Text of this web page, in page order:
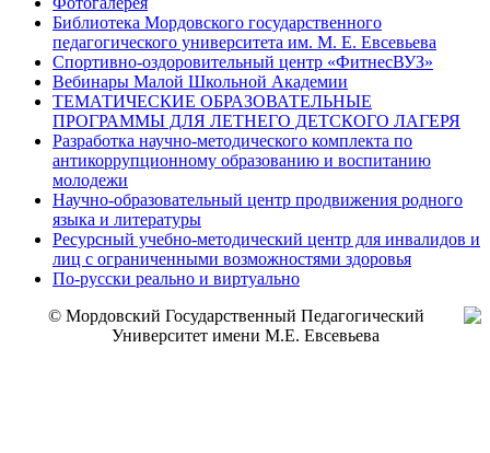
Библиотека Мордовского государственного
педагогического университета им. М. Е. Евсевьева
Спортивно-оздоровительный центр «ФитнесВУЗ»
Вебинары Малой Школьной Академии
ТЕМАТИЧЕСКИЕ ОБРАЗОВАТЕЛЬНЫЕ
ПРОГРАММЫ ДЛЯ ЛЕТНЕГО ДЕТСКОГО ЛАГЕРЯ
Разработка научно-методического комплекта по
антикоррупционному образованию и воспитанию
молодежи
Научно-образовательный центр продвижения родного
языка и литературы
Ресурсный учебно-методический центр для инвалидов и
лиц с ограниченными возможностями здоровья
По-русски реально и виртуально
© Мордовский Государственный Педагогический
Университет имени М.Е. Евсевьева